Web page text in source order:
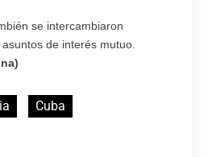
se intercambiaron
de interés mutuo.
Cuba